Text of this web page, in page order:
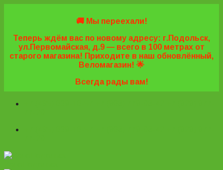
🚚 Мы переехали!
Теперь ждём вас по новому адресу: г.Подольск,
ул.Первомайская, д.9 — всего в 100 метрах от
старого магазина! Приходите в наш обновлённый,
Веломагазин! 🌟
Всегда рады вам!